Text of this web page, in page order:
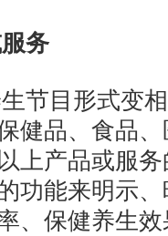
务
节目形式变
健品、食品
上产品或服
功能来明示
、保健养生